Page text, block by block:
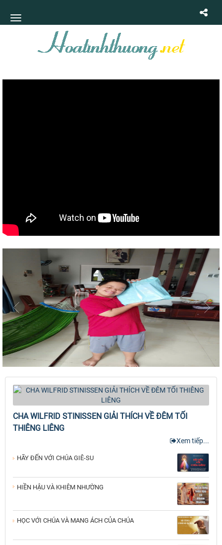
CHA WILFRID STINISSEN GIẢI THÍCH VỀ ĐÊM TỐI
THIÊNG LIÊNG
Xem tiếp...
HÃY ĐẾN VỚI CHÚA GIÊ-SU
HIỀN HẬU VÀ KHIÊM NHƯỜNG
HỌC VỚI CHÚA VÀ MANG ÁCH CỦA CHÚA